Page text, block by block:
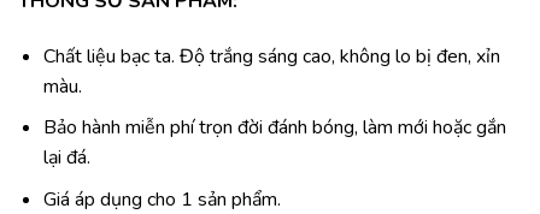
Chất liệu bạc ta. Độ trắng sáng cao, không lo bị đen, xỉn
màu.
Bảo hành miễn phí trọn đời đánh bóng, làm mới hoặc gắn
lại đá.
Giá áp dụng cho 1 sản phẩm.